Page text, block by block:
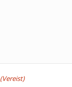
(Vereist)